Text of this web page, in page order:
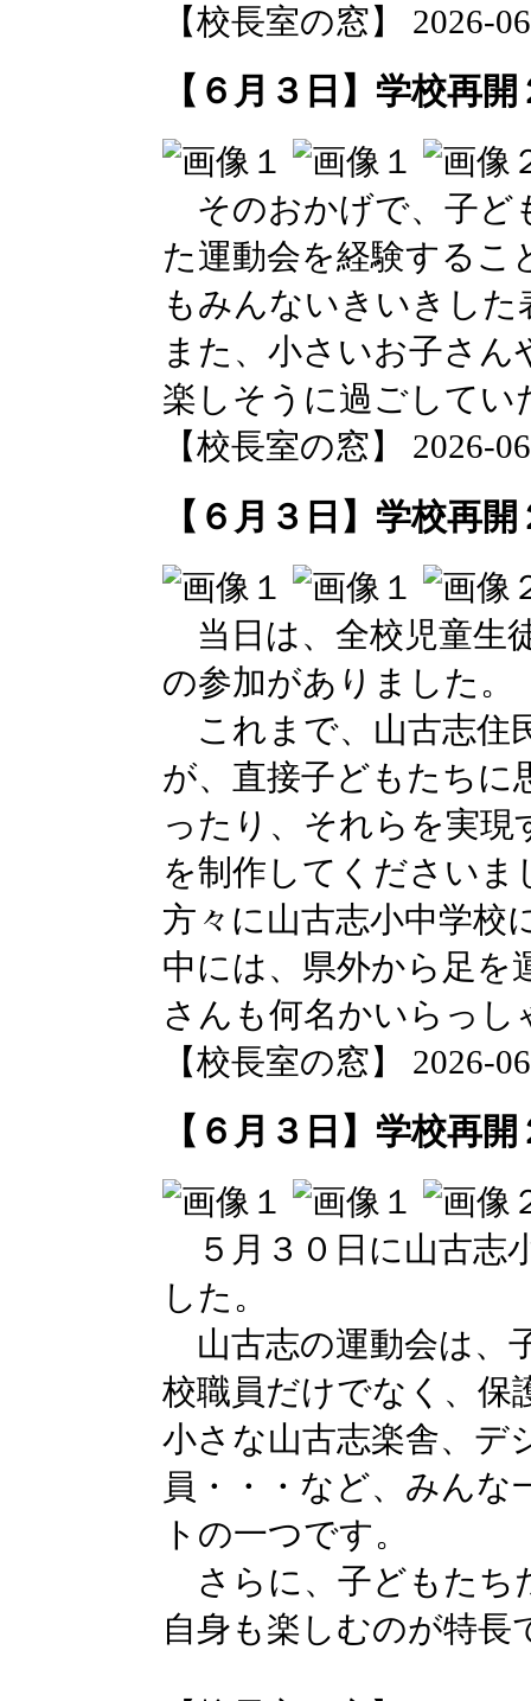
【校長室の窓】 2026-
【６月３日】学校再
そのおかげで、子ど
た運動会を経験するこ
もみんないきいきし
また、小さいお子さ
楽しそうに過ごしてい
【校長室の窓】 2026-
【６月３日】学校再
当日は、全校児童生
の参加がありました。
これまで、山古志住
が、直接子どもたちに
ったり、それらを実現
を制作してください
方々に山古志小中学校
中には、県外から足を
さんも何名かいらっし
【校長室の窓】 2026-
【６月３日】学校再
５月３０日に山古志
した。
山古志の運動会は、
校職員だけでなく、保
小さな山古志楽舎、デ
員・・・など、みん
トの一つです。
さらに、子どもたち
自身も楽しむのが特長